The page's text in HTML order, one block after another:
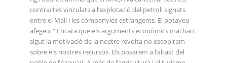
contractes vinculats a l’explotació del petroli signats
entre el Mali i les companyies estrangeres. El potaveu
afegeix ” Encara que els arguments econòmics mai han
sigut la motivació de la nostre revolta no escopirem
sobre els nostres recursos. Els posarem a l’abast del